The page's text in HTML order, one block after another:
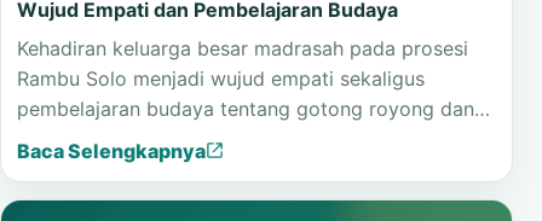
Wujud Empati dan Pembelajaran Budaya
Kehadiran keluarga besar madrasah pada prosesi
Rambu Solo menjadi wujud empati sekaligus
pembelajaran budaya tentang gotong royong dan…
Baca Selengkapnya